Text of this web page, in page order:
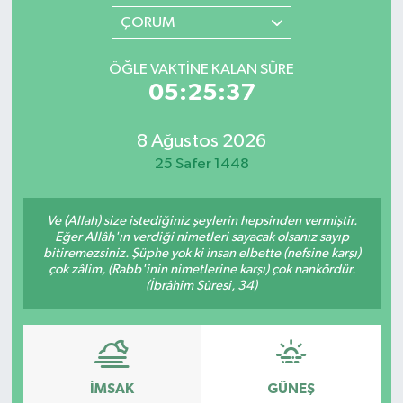
ÇORUM
ÖĞLE VAKTINE KALAN SÜRE
05:25:37
8 Ağustos 2026
25 Safer 1448
Ve (Allah) size istediğiniz şeylerin hepsinden vermiştir.
Eğer Allâh'ın verdiği nimetleri sayacak olsanız sayıp
bitiremezsiniz. Şüphe yok ki insan elbette (nefsine karşı)
çok zâlim, (Rabb'inin nimetlerine karşı) çok nankördür.
(İbrâhîm Sûresi, 34)
İMSAK GÜNEŞ
Son Dakika Haberleri